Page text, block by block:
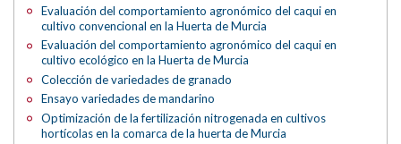
Evaluación del comportamiento agronómico del caqui en
cultivo convencional en la Huerta de Murcia
Evaluación del comportamiento agronómico del caqui en
cultivo ecológico en la Huerta de Murcia
Colección de variedades de granado
Ensayo variedades de mandarino
Optimización de la fertilización nitrogenada en cultivos
hortícolas en la comarca de la huerta de Murcia